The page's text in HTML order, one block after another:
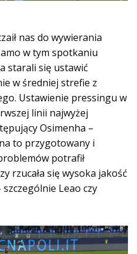
nas do wywierania
w tym spotkaniu
starali się ustawić
w średniej strefie z
Ustawienie pressingu w
linii najwyżej
Osimenha –
to przygotowany i
potrafił
rzucała się wysoka jakość
Leao czy